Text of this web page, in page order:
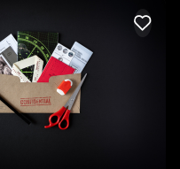
LIKE